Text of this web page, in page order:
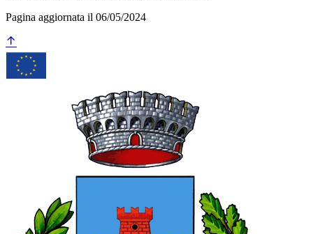
Pagina aggiornata il 06/05/2024